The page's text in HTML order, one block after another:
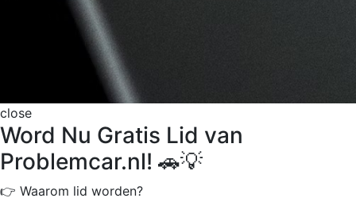
close
Word Nu Gratis Lid van
Problemcar.nl! 🚗💡
👉 Waarom lid worden?